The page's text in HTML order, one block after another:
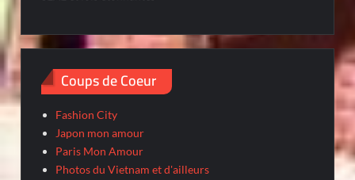
Coups de Coeur
Fashion City
Japon mon amour
Paris Mon Amour
Photos du Vietnam et d'ailleurs